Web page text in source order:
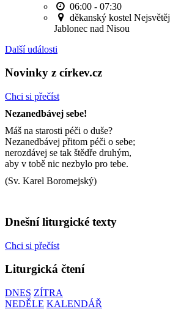
06:00 - 07:30
děkanský kostel
Jablonec nad Nisou
Další události
Novinky z církev.cz
Chci si přečíst
Nezanedbávej sebe!
Máš na starosti péči o duše?
Nezanedbávej přitom péči o sebe;
nerozdávej se tak štědře druhým,
aby v tobě nic nezbylo pro tebe.
(Sv. Karel Boromejský)
Dnešní liturgické texty
Chci si přečíst
Liturgická čtení
DNES ZÍTRA
NEDĚLE KALENDÁŘ